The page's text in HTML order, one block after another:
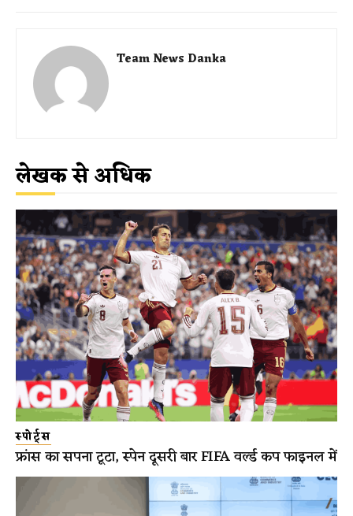
Team News Danka
लेखक से अधिक
स्पोर्ट्स
फ्रांस का सपना टूटा, स्पेन दूसरी बार FIFA वर्ल्ड कप फाइनल में